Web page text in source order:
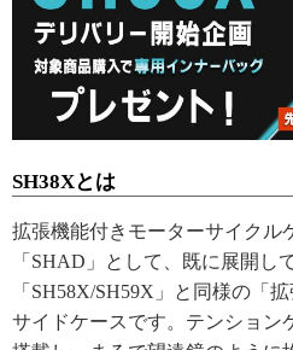
SH38Xとは
拡張機能付きモーターサイクル
「SHAD」として、既に展開し
「SH58X/SH59X」と同様の「
サイドケースです。テンション